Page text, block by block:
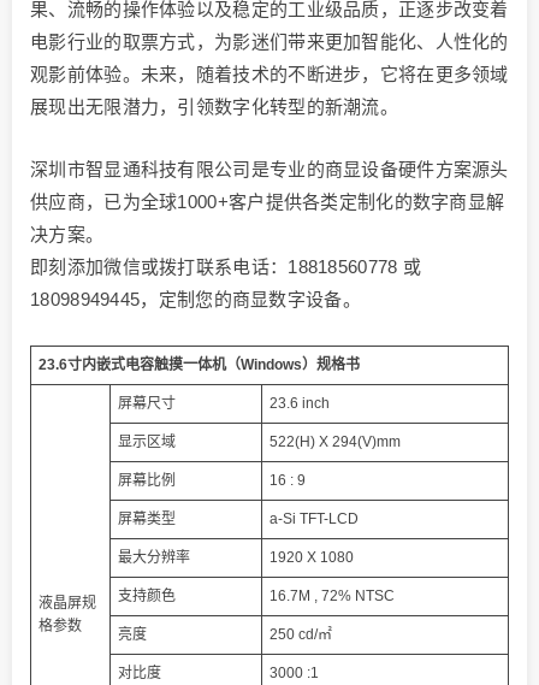
果、流畅的操作体验以及稳定的工业级品质，正逐步改变着
电影行业的取票方式，为影迷们带来更加智能化、人性化的
观影前体验。未来，随着技术的不断进步，它将在更多领域
展现出无限潜力，引领数字化转型的新潮流。
深圳市智显通科技有限公司是专业的商显设备硬件方案源头
供应商，已为全球1000+客户提供各类定制化的数字商显解
决方案。
即刻添加微信或拨打联系电话：18818560778 或
18098949445，定制您的商显数字设备。
23.6寸内嵌式电容触摸一体机（Windows）规格书
液晶屏规
格参数
屏幕尺寸 23.6 inch
显示区域 522(H) X 294(V)mm
屏幕比例 16 : 9
屏幕类型 a-Si TFT-LCD
最大分辨率 1920 X 1080
支持颜色 16.7M , 72% NTSC
亮度 250 cd/㎡
对比度 3000 :1